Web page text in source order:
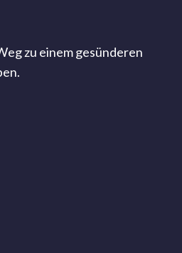
zu einem gesünderen